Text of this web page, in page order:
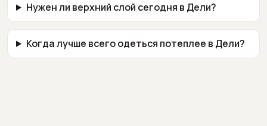
Нужен ли верхний слой сегодня в Дели?
Когда лучше всего одеться потеплее в Дели?